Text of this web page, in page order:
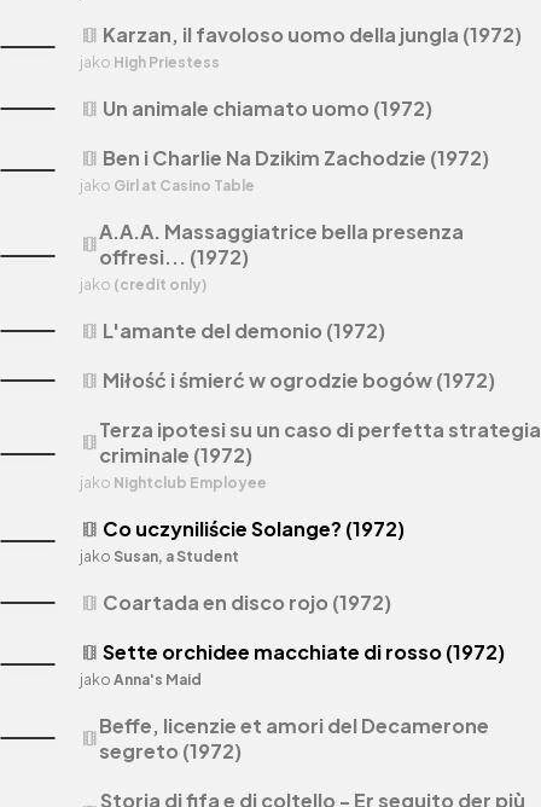
theaters Karzan, il favoloso uomo della jungla (1972)
jako High Priestess
theaters Un animale chiamato uomo (1972)
theaters Ben i Charlie Na Dzikim Zachodzie (1972)
jako Girl at Casino Table
theatersA.A.A. Massaggiatrice bella presenza
offresi... (1972)
jako (credit only)
theaters L'amante del demonio (1972)
theaters Miłość i śmierć w ogrodzie bogów (1972)
theatersTerza ipotesi su un caso di perfetta strategia
criminale (1972)
jako Nightclub Employee
theaters Co uczyniliście Solange? (1972)
jako Susan, a Student
theaters Coartada en disco rojo (1972)
theaters Sette orchidee macchiate di rosso (1972)
jako Anna's Maid
theatersBeffe, licenzie et amori del Decamerone
segreto (1972)
Storia di fifa e di coltello - Er seguito der più